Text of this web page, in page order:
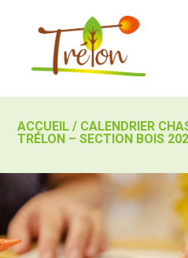
ACCUEIL / CALENDRIER
TRÉLON – SECTION BOIS